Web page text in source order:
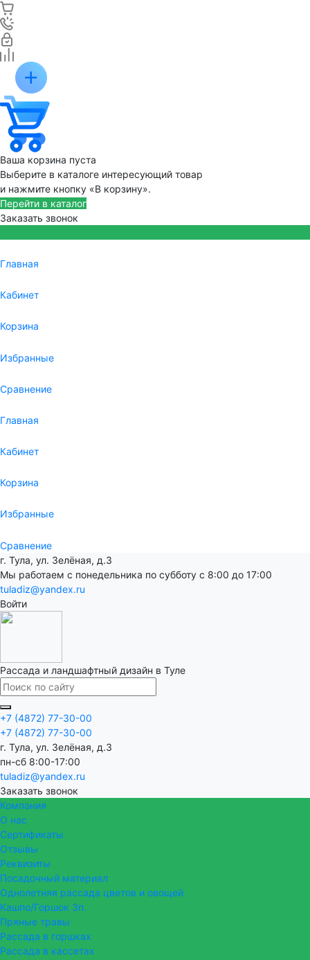
Ваша корзина пуста
Выберите в каталоге интересующий товар
и нажмите кнопку «В корзину».
Перейти в каталог
Заказать звонок
Главная
Кабинет
Корзина
Избранные
Сравнение
Главная
Кабинет
Корзина
Избранные
Сравнение
г. Тула, ул. Зелёная, д.3
Мы работаем с понедельника по субботу с 8:00 до 17:00
tuladiz@yandex.ru
Войти
Рассада и ландшафтный дизайн в Туле
+7 (4872) 77-30-00
+7 (4872) 77-30-00
г. Тула, ул. Зелёная, д.3
пн-сб 8:00-17:00
tuladiz@yandex.ru
Заказать звонок
Компания
О нас
Сертификаты
Отзывы
Реквизиты
Посадочный материал
Однолетняя рассада цветов и овощей
Кашпо/Горшок 3п.
Пряные травы
Рассада в горшках
Рассада в кассетах